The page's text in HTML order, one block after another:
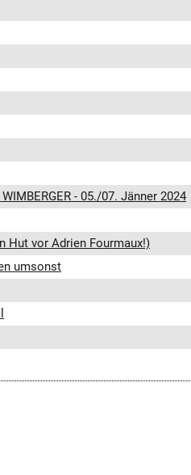
- 05./07. Jänner 2024
Hut vor Adrien Fourmaux!)
umsonst